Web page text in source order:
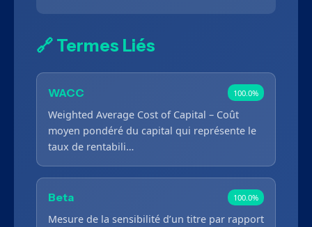
🔗 Termes Liés
WACC 100.0%
Weighted Average Cost of Capital – Coût
moyen pondéré du capital qui représente le
taux de rentabili…
Beta 100.0%
Mesure de la sensibilité d’un titre par rapport